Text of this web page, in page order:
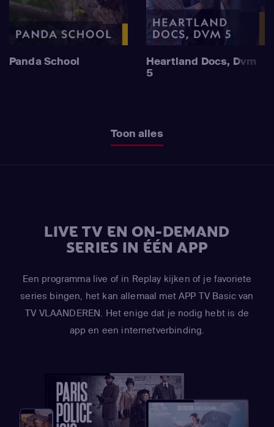
Panda School
Heartland Docs, Dvm
5
Toon alles
LIVE TV EN ON-DEMAND
SERIES IN ÉÉN APP
Een programma live of in Replay kijken of je favoriete
series bingen, het kan allemaal met APP TV Basic van
TV VLAANDEREN. Het enige dat je nodig hebt is de
app en een internetverbinding.